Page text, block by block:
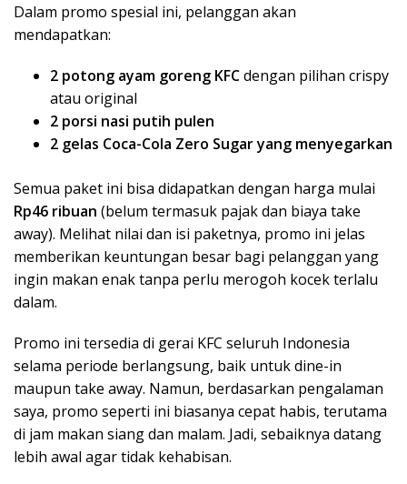
Dalam promo spesial ini, pelanggan akan
mendapatkan:
2 potong ayam goreng KFCdengan pilihan crispy
atau original
2 porsi nasi putih pulen
2 gelas Coca-Cola Zero Sugar yang menyegarkan
Semua paket ini bisa didapatkan dengan harga mulai
Rp46 ribuan (belum termasuk pajak dan biaya take
away). Melihat nilai dan isi paketnya, promo ini jelas
memberikan keuntungan besar bagi pelanggan yang
ingin makan enak tanpa perlu merogoh kocek terlalu
dalam.
Promo ini tersedia di gerai KFC seluruh Indonesia
selama periode berlangsung, baik untuk dine-in
maupun take away. Namun, berdasarkan pengalaman
saya, promo seperti ini biasanya cepat habis, terutama
di jam makan siang dan malam. Jadi, sebaiknya datang
lebih awal agar tidak kehabisan.